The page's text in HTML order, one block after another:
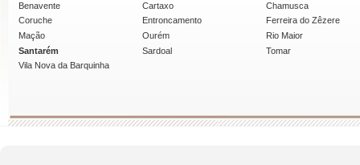
Benavente
Cartaxo
Chamusca
Coruche
Entroncamento
Ferreira do Zêzere
Mação
Ourém
Rio Maior
Santarém
Sardoal
Tomar
Vila Nova da Barquinha